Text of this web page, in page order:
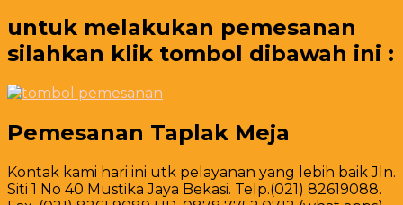
untuk melakukan pemesanan
silahkan klik tombol dibawah ini :
Pemesanan Taplak Meja
Kontak kami hari ini utk pelayanan yang lebih baik Jln.
Siti 1 No 40 Mustika Jaya Bekasi. Telp.(021) 82619088.